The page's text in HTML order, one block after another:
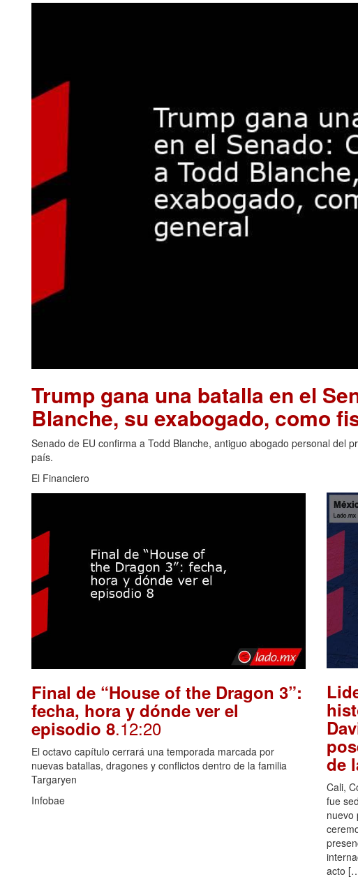
Trump gana una batalla en el
Blanche, su exabogado, como
Senado de EU confirma a Todd Blanche, antiguo abogado personal del
país.
El Financiero
Final de “House of the Dragon 3”:
fecha, hora y dónde ver el
episodio 8.12:20
El octavo capítulo cerrará una temporada marcada por
nuevas batallas, dragones y conflictos dentro de la familia
Targaryen
Infobae
de
Cali,
fue
nuevo
acto